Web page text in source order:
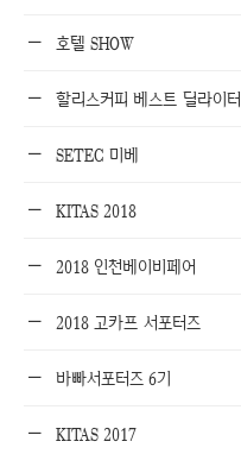
호텔 SHOW
할리스커피 베스트 딜라이터
SETEC 미베
KITAS 2018
2018 인천베이비페어
2018 고카프 서포터즈
바빠서포터즈 6기
KITAS 2017